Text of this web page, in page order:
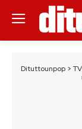
Dituttounpop> TV